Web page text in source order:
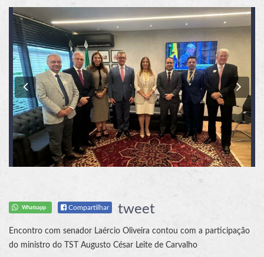
Previous
Whatsapp Compartilhar tweet
Encontro com senador Laércio Oliveira contou com a participação
do ministro do TST Augusto César Leite de Carvalho